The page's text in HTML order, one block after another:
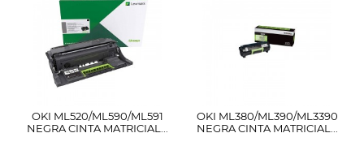
OKI ML520/ML590/ML591
NEGRA CINTA MATRICIAL...
OKI ML380/ML390/ML3390
NEGRA CINTA MATRICIAL...